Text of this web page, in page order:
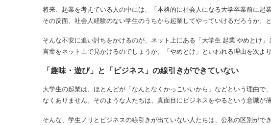
将来、起業を考えている人の中には、「本格的に社会人になる大学卒業前に起
その反面、社会人経験のない学生のうちから起業してやっていけるだろうか、
そんな不安に追い討ちをかけるのが、ネット上にある「大学生 起業 やめとけ
言葉をネット上で見かけるのでしょうか。「やめとけ」といわれる理由を次より
「趣味・遊び」と「ビジネス」の線引きができていない
大学生の起業は、ほとんどが「なんとなくかっこいいから」などという理由
なくありません。そのような人たちは、真面目にビジネスをやるという意識が
そんな、学生ノリとビジネスの線引きが出ていない人たちは、公私の区別がで